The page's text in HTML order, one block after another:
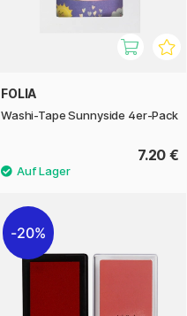
FOLIA
Washi-Tape Sunnyside 4er-Pack
7.20 €
20%